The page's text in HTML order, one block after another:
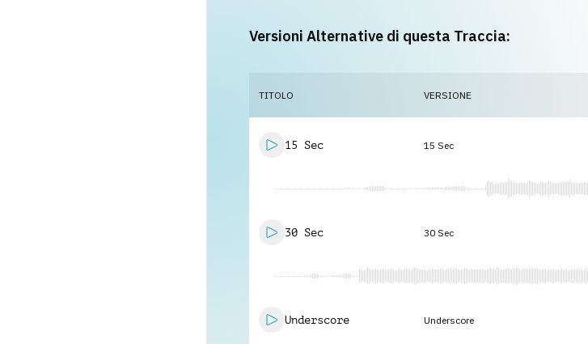
Versioni Alternative di questa Traccia:
TITOLO VERSIONE
15 Sec 15 Sec
30 Sec 30 Sec
Underscore Underscore